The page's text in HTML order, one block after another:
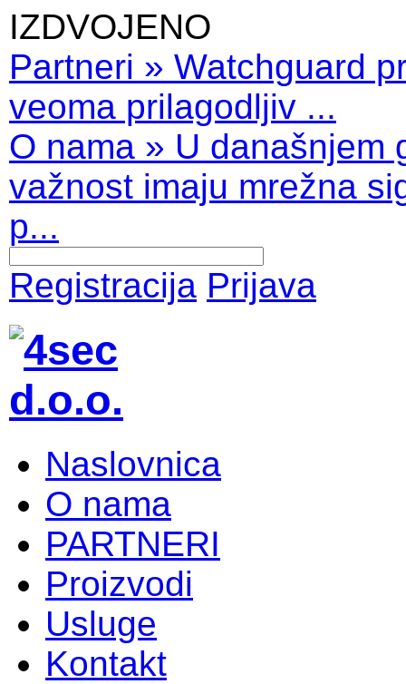
IZDVOJENO
Partneri » Watchguard
veoma prilagodljiv ...
O nama » U današnjem
važnost imaju mrežna
p...
Registracija Prijava
Naslovnica
O nama
PARTNERI
Proizvodi
Usluge
Kontakt